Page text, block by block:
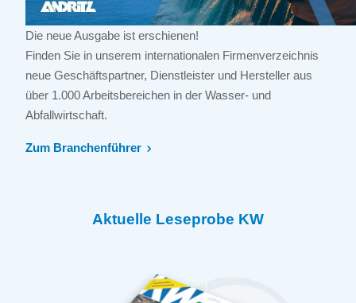
Die neue Ausgabe ist erschienen!
Finden Sie in unserem internationalen Firmenverzeichnis
neue Geschäftspartner, Dienstleister und Hersteller aus
über 1.000 Arbeitsbereichen in der Wasser- und
Abfallwirtschaft.
Zum Branchenführer
Aktuelle Leseprobe KW